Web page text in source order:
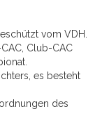
vom VDH.
Club-CAC
es besteht
des